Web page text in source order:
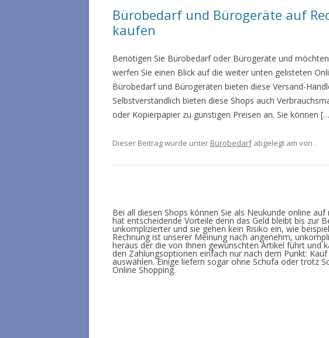
Bürobedarf und Bürogeräte auf
kaufen
Benötigen Sie Bürobedarf oder Bürogeräte und
werfen Sie einen Blick auf die weiter unten gelisteten
Bürobedarf und Bürogeräten bieten diese Versand-
Selbstverständlich bieten diese Shops auch
oder Kopierpapier zu günstigen Preisen an. Sie können
Dieser Beitrag wurde unter Bürobedarfabgelegt am von .
Bei all diesen Shops können Sie als Neukunde online
hat entscheidende Vorteile denn das Geld bleibt bis zur
unkomplizierter und sie gehen kein Risiko ein, wie
Rechnung ist unserer Meinung nach angenehm,
heraus der die von Ihnen gewünschten Artikel führt und
den Zahlungsoptionen einfach nur nach dem Punkt:
auswählen. Einige liefern sogar ohne Schufa oder trotz
Online Shopping.